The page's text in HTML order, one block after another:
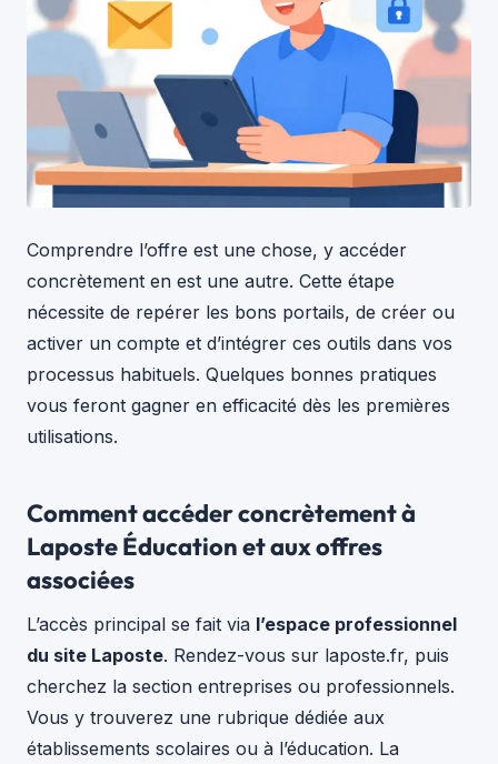
Comprendre l’offre est une chose, y accéder
concrètement en est une autre. Cette étape
nécessite de repérer les bons portails, de créer ou
activer un compte et d’intégrer ces outils dans vos
processus habituels. Quelques bonnes pratiques
vous feront gagner en efficacité dès les premières
utilisations.
Comment accéder concrètement à
Laposte Éducation et aux offres
associées
L’accès principal se fait via l’espace professionnel
du site Laposte. Rendez-vous sur laposte.fr, puis
cherchez la section entreprises ou professionnels.
Vous y trouverez une rubrique dédiée aux
établissements scolaires ou à l’éducation. La